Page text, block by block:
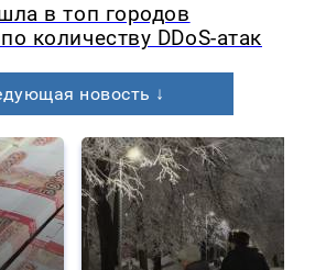
в топ городов
количеству DDoS-атак
новость ↓